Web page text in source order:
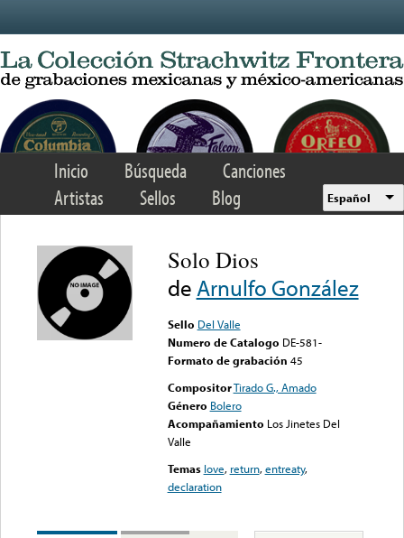
Inicio Búsqueda
Canciones
Artistas
Sellos Blog Español
Solo Dios
de Arnulfo González
Sello Del Valle
Numero de Catalogo DE-581-
Formato de grabación 45
CompositorTirado G., Amado
Género Bolero
Acompañamiento Los Jinetes Del
Valle
Temas love, return,entreaty,
declaration